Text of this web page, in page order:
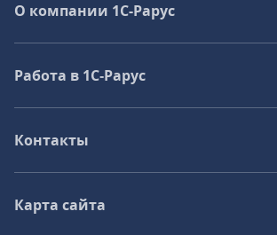
О компании 1C-Рарус
Работа в 1С‑Рарус
Контакты
Карта сайта